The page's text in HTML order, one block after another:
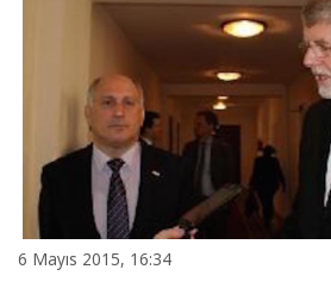
6 Mayıs 2015, 16:34